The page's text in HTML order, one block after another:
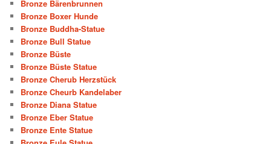
Bronze Bärenbrunnen
Bronze Boxer Hunde
Bronze Buddha-Statue
Bronze Bull Statue
Bronze Büste
Bronze Büste Statue
Bronze Cherub Herzstück
Bronze Cheurb Kandelaber
Bronze Diana Statue
Bronze Eber Statue
Bronze Ente Statue